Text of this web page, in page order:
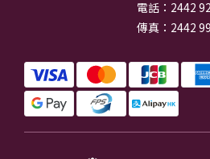
電話：2442
傳真：2442